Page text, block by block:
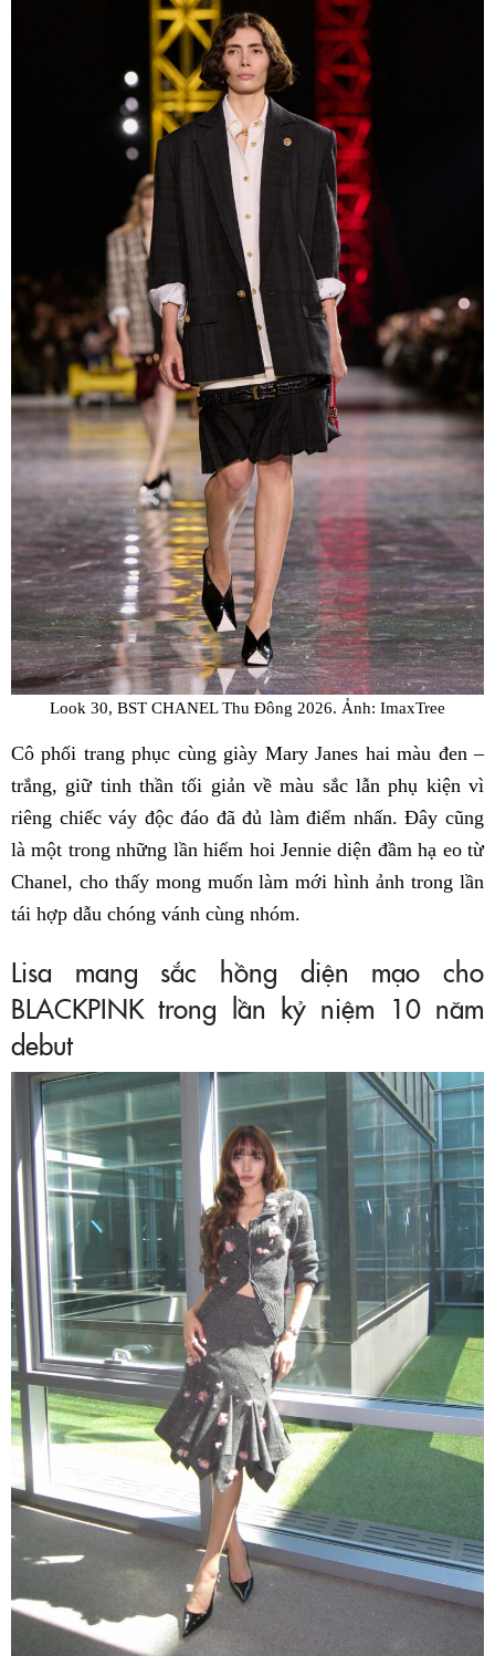
Look 30, BST CHANEL Thu Đông 2026. Ảnh: ImaxTree
Cô phối trang phục cùng giày Mary Janes hai màu đen –
trắng, giữ tinh thần tối giản về màu sắc lẫn phụ kiện vì
riêng chiếc váy độc đáo đã đủ làm điểm nhấn. Đây cũng
là một trong những lần hiếm hoi Jennie diện đầm hạ eo từ
Chanel, cho thấy mong muốn làm mới hình ảnh trong lần
tái hợp dẫu chóng vánh cùng nhóm.
Lisa mang sắc hồng diện mạo cho
BLACKPINK trong lần kỷ niệm 10 năm
debut